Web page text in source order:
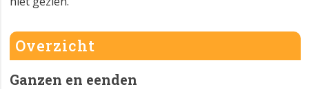
Overzicht
Ganzen en eenden